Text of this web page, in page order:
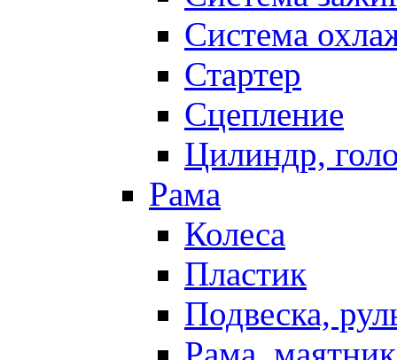
Система
Стартер
Сцепление
Цилиндр,
Рама
Колеса
Пластик
Подвеска,